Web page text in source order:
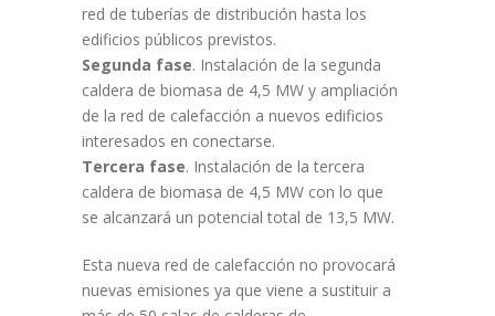
red de tuberías de distribución hasta los
edificios públicos previstos.
Segunda fase. Instalación de la segunda
caldera de biomasa de 4,5 MW y ampliación
de la red de calefacción a nuevos edificios
interesados en conectarse.
Tercera fase. Instalación de la tercera
caldera de biomasa de 4,5 MW con lo que
se alcanzará un potencial total de 13,5 MW.
Esta nueva red de calefacción no provocará
nuevas emisiones ya que viene a sustituir a